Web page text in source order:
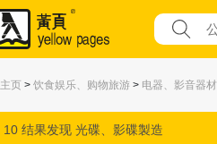
主页 > 饮食娱乐、购物旅游 > 电器、影音器材
10 结果发现 光碟、影碟製造